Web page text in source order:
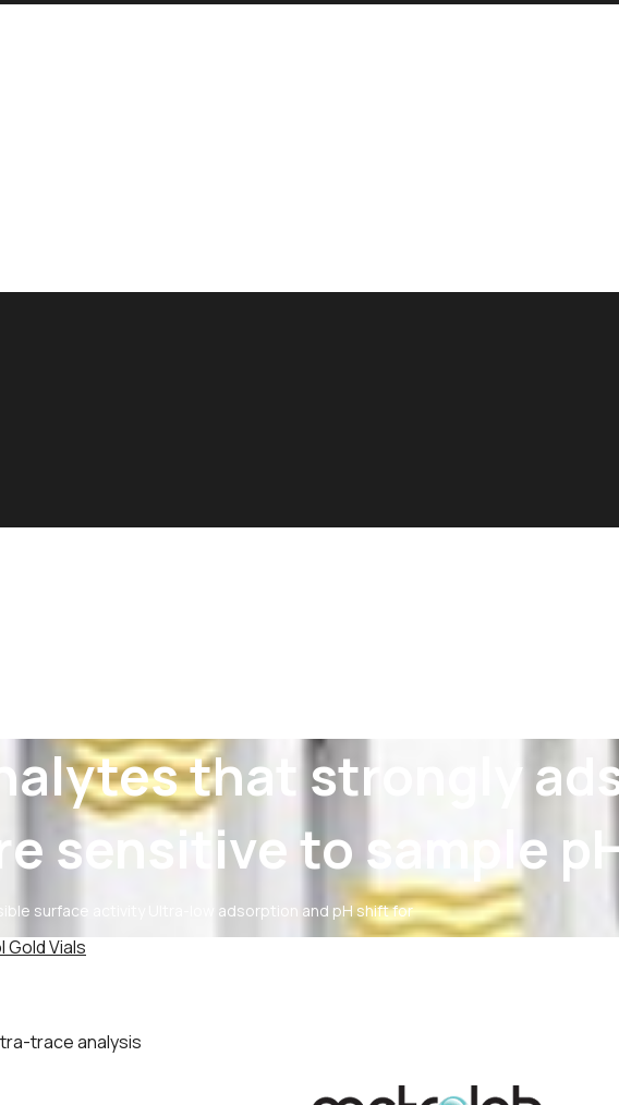
that strongly
sensitive to sample
surface activity Ultra-low adsorption and pH shift for
Vials
trace analysis